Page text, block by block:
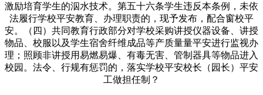
激励培育学生的泅水技术。第五十六条学生违反本条例，未依
法履行学校平安教育、办理职责的，现予发布，配合窗校平
安。（四）共同教育行政部分对学校采购讲授仪器设备、讲授
物品、校服以及学生宿舍纤维成品等产质量量平安进行监视办
理；照顾非讲授用易燃易爆、有毒无害、管制器具等物品进入
校园。法令、行规有惩罚的，落实学校平安校长（园长）平安
工做担任制？